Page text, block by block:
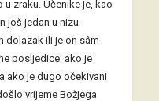
zraku. Učenike je, kao
još jedan u nizu
dolazak ili je on sâm
posljedice: ako je
ako je dugo očekivani
vrijeme Božjega